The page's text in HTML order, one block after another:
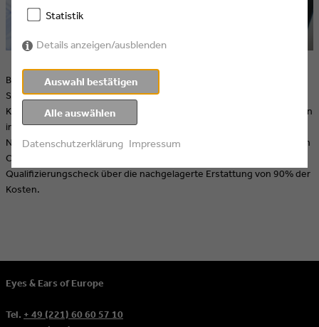
Bis zu 4.500 Euro Zuschuss für Deine Weiterbildung als
Soloselbstständige*r oder Freiberufl*er: Die KOMPASS-Stelle von
KölnBusiness für Kreative berät Dich anbieterneutral zu Fortbildungen
in Querschnittsthemen wie Künstliche Intelligenz, Marketing oder
Nachhaltigkeit. In einem Beratungstermin mit Weiterbildungsexpertin
Claudia Budana lotest Du Deine Potentiale aus und bekommst einen
Qualifizierungscheck über die nachgelagerte Erstattung von 90% der
Kosten.
Eyes & Ears of Europe
Tel. + 49 (221) 60 60 57 10
Statistik
Details anzeigen/ausblenden
Auswahl bestätigen
Alle auswählen
Datenschutzerklärung Impressum